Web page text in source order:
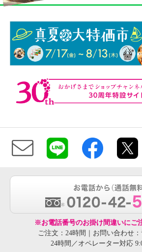
※お電話番号のお掛け間違いにご
ご注文：24時間｜お問い合わせ
24時間／オペレーター対応